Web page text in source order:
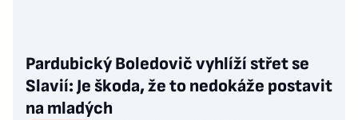
Pardubický Boledovič vyhlíží střet se
Slavií: Je škoda, že to nedokáže postavit
na mladých